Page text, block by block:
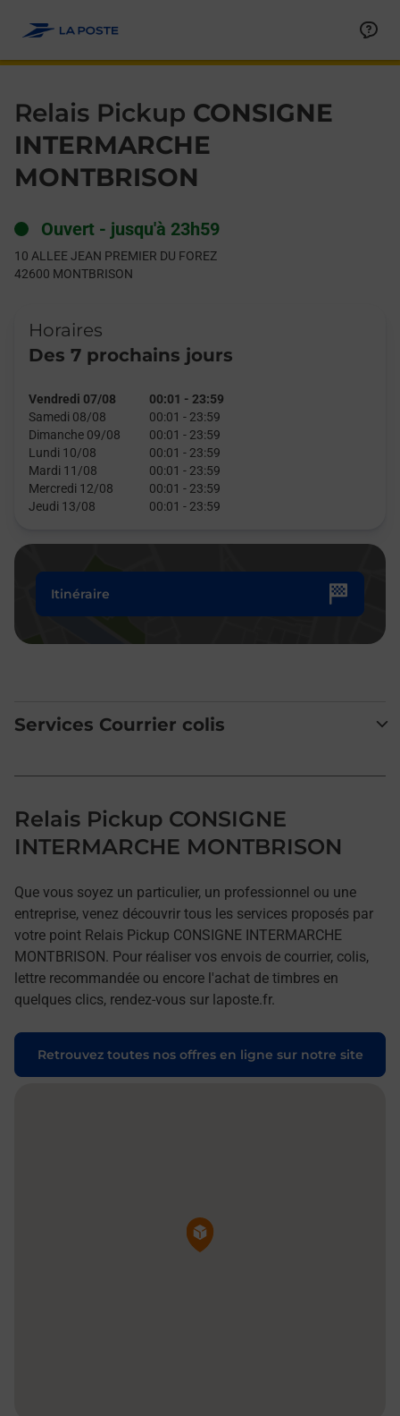
Relais Pickup CONSIGNE
INTERMARCHE
MONTBRISON
Ouvert - jusqu'à 23h59
10 ALLEE JEAN PREMIER DU FOREZ
42600 MONTBRISON
Horaires
Des 7 prochains jours
Vendredi 07/08 00:01 - 23:59
Samedi 08/08
00:01 - 23:59
Dimanche 09/08
00:01 - 23:59
Lundi 10/08
00:01 - 23:59
Mardi 11/08
00:01 - 23:59
Mercredi 12/08
00:01 - 23:59
Jeudi 13/08
00:01 - 23:59
Itinéraire
Services Courrier colis
Relais Pickup CONSIGNE
INTERMARCHE MONTBRISON
Que vous soyez un particulier, un professionnel ou une
entreprise, venez découvrir tous les services proposés par
votre point Relais Pickup CONSIGNE INTERMARCHE
MONTBRISON. Pour réaliser vos envois de courrier, colis,
lettre recommandée ou encore l'achat de timbres en
quelques clics, rendez-vous sur laposte.fr.
Retrouvez toutes nos offres en ligne sur notre site
Pin de la carte